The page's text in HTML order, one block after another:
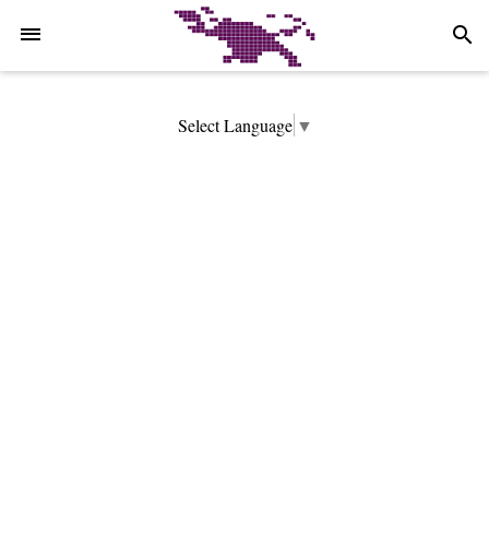
search
Select Language ▼